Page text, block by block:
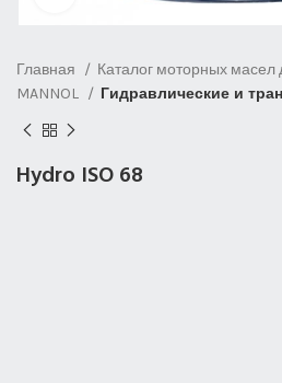
Главная
Каталог моторных масел
MANNOL
Гидравлические и
Hydro ISO 68